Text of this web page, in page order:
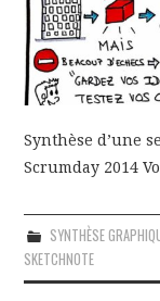
Synthèse d’une
Scrumday 2014
SYNTHÈSE
SKETCHNOTE